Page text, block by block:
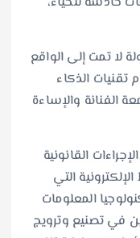
لا تمت إلى الواقع
تقنيات الذكاء
الفنانة والإساءة
القانونية
التي
المعلومات
في تصنيع وترويج